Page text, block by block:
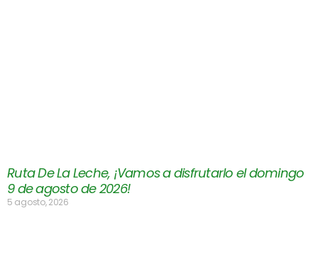
Ruta De La Leche, ¡Vamos a disfrutarlo el domingo
9 de agosto de 2026!
5 agosto, 2026